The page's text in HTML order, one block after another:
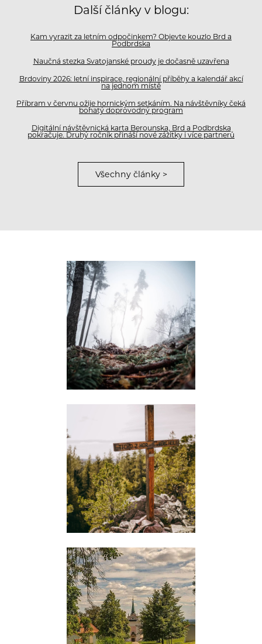
Další články v blogu:
Kam vyrazit za letním odpočinkem? Objevte kouzlo Brd a
Podbrdska
Naučná stezka Svatojanské proudy je dočasně uzavřena
Brdoviny 2026: letní inspirace, regionální příběhy a kalendář akcí
na jednom místě
Příbram v červnu ožije hornickým setkáním. Na návštěvníky čeká
bohatý doprovodný program
Digitální návštěvnická karta Berounska, Brd a Podbrdska
pokračuje. Druhý ročník přináší nové zážitky i více partnerů
Všechny články >